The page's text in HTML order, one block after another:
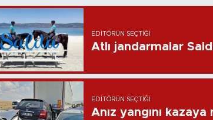
EDITÖRÜN SEÇTIĞI
Atlı jandarmalar
EDITÖRÜN SEÇTIĞI
Anız yangını